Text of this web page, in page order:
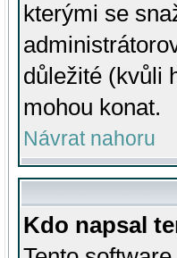
kterými se
důležité (kvůli
mohou konat.
Návrat nahoru
Kdo napsal